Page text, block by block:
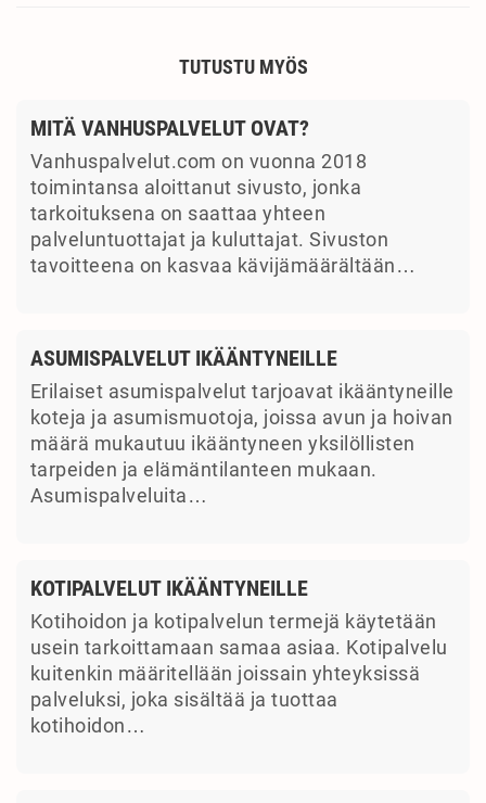
TUTUSTU MYÖS
MITÄ VANHUSPALVELUT OVAT?
Vanhuspalvelut.com on vuonna 2018
toimintansa aloittanut sivusto, jonka
tarkoituksena on saattaa yhteen
palveluntuottajat ja kuluttajat. Sivuston
tavoitteena on kasvaa kävijämäärältään…
ASUMISPALVELUT IKÄÄNTYNEILLE
Erilaiset asumispalvelut tarjoavat ikääntyneille
koteja ja asumismuotoja, joissa avun ja hoivan
määrä mukautuu ikääntyneen yksilöllisten
tarpeiden ja elämäntilanteen mukaan.
Asumispalveluita…
KOTIPALVELUT IKÄÄNTYNEILLE
Kotihoidon ja kotipalvelun termejä käytetään
usein tarkoittamaan samaa asiaa. Kotipalvelu
kuitenkin määritellään joissain yhteyksissä
palveluksi, joka sisältää ja tuottaa
kotihoidon…